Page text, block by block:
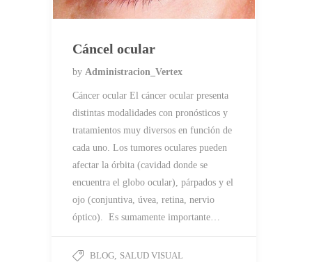
Cáncel ocular
by Administracion_Vertex
Cáncer ocular El cáncer ocular presenta
distintas modalidades con pronósticos y
tratamientos muy diversos en función de
cada uno. Los tumores oculares pueden
afectar la órbita (cavidad donde se
encuentra el globo ocular), párpados y el
ojo (conjuntiva, úvea, retina, nervio
óptico). Es sumamente importante…
BLOG, SALUD VISUAL